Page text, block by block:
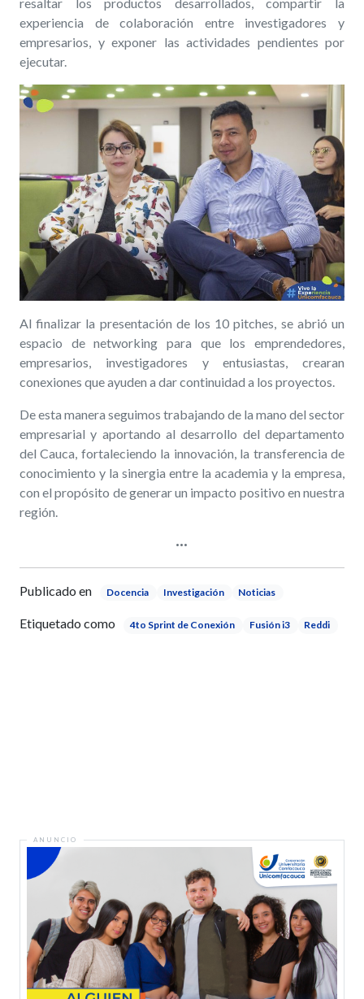
experiencia de colaboración entre investigadores y
empresarios, y exponer las actividades pendientes por
ejecutar.
Al finalizar la presentación de los 10 pitches, se abrió un
espacio de networking para que los emprendedores,
empresarios, investigadores y entusiastas, crearan
conexiones que ayuden a dar continuidad a los proyectos.
De esta manera seguimos trabajando de la mano del sector
empresarial y aportando al desarrollo del departamento
del Cauca, fortaleciendo la innovación, la transferencia de
conocimiento y la sinergia entre la academia y la empresa,
con el propósito de generar un impacto positivo en nuestra
región.
Publicado en Docencia Investigación Noticias
Etiquetado como 4to Sprint de Conexión Fusión i3 Reddi